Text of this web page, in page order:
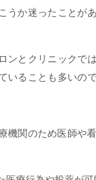
うか迷ったことが
ンとクリニックで
いることも多いの
機関のため医師や